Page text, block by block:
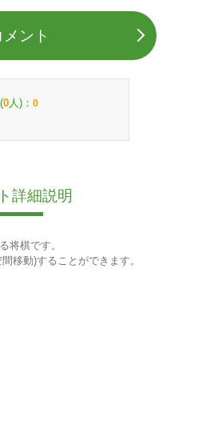
メント
0 人)： 0
詳細説明
将棋です。
移動)することができます。